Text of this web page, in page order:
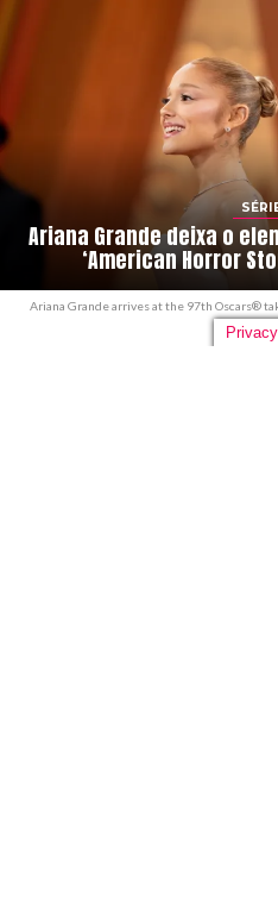
Ariana Grande deixa o
‘American Horror
Ariana Grande arrives at the 97th Oscars®